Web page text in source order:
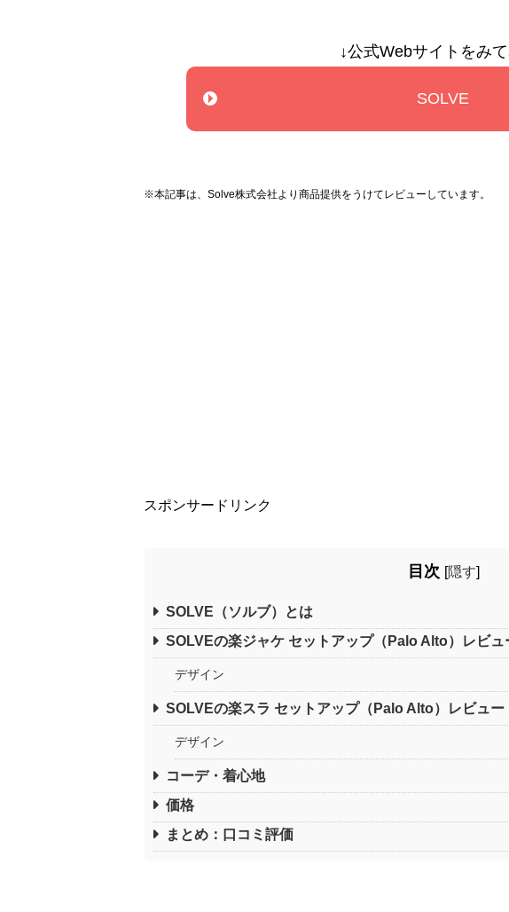
↓公式Webサイトをみ
SOLVE
※本記事は、Solve株式会社より商品提供をうけてレビューしています。
スポンサードリンク
目次 [隠す]
SOLVE（ソルブ）とは
SOLVEの楽ジャケ セットアップ（Palo Alto）レビュ
デザイン
SOLVEの楽スラ セットアップ（Palo Alto）レビュー
デザイン
コーデ・着心地
価格
まとめ：口コミ評価